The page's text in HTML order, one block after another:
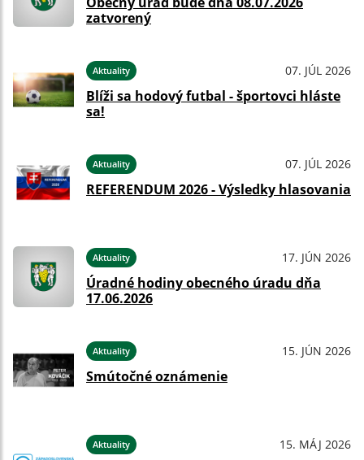
zatvorený
Aktuality 07. JÚL 2026
Blíži sa hodový futbal - športovci hláste
sa!
Aktuality 07. JÚL 2026
REFERENDUM 2026 - Výsledky hlasovania
Aktuality 17. JÚN 2026
Úradné hodiny obecného úradu dňa
17.06.2026
Aktuality 15. JÚN 2026
Smútočné oznámenie
Aktuality 15. MÁJ 2026